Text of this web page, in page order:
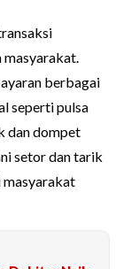
masyarakat.
berbagai
seperti pulsa
dan dompet
setor dan tarik
masyarakat